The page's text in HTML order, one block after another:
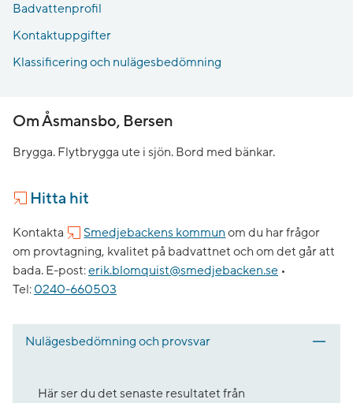
Badvattenprofil
Kontaktuppgifter
Klassificering och nulägesbedömning
Om Åsmansbo, Bersen
Brygga. Flytbrygga ute i sjön. Bord med bänkar.
Hitta hit
Kontakta Smedjebackens kommun om du har frågor
om provtagning, kvalitet på badvattnet och om det går att
bada. E-post:erik.blomquist@smedjebacken.se •
Tel: 0240-660503
Nulägesbedömning och provsvar
Här ser du det senaste resultatet från